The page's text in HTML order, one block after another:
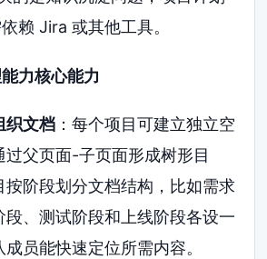
赖 Jira 或其他工具。
力核心能力
织文档：每个项目可建立独立空
过父页面-子页面形成树形目
按阶段划分文档结构，比如需求
段、测试阶段和上线阶段各设一
员能快速定位所需内容。